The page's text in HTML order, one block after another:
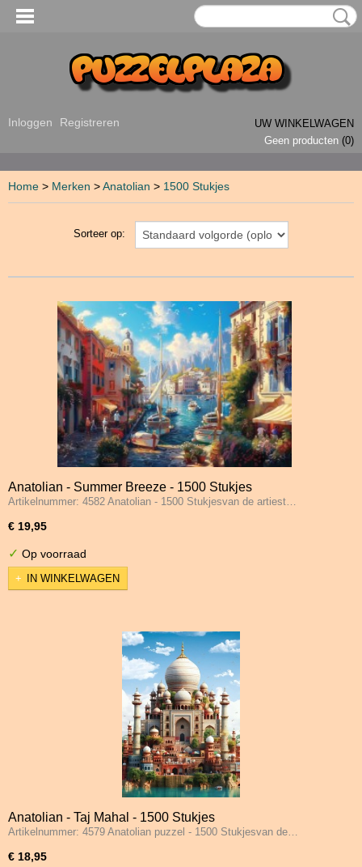
Inloggen Registreren
UW WINKELWAGEN
Geen producten (0)
Home > Merken >Anatolian > 1500 Stukjes
Sorteer op:
Anatolian - Summer Breeze - 1500 Stukjes
Artikelnummer: 4582 Anatolian - 1500 Stukjesvan de artiest…
€ 19,95
✓ Op voorraad
IN WINKELWAGEN
Anatolian - Taj Mahal - 1500 Stukjes
Artikelnummer: 4579 Anatolian puzzel - 1500 Stukjesvan de…
€ 18,95